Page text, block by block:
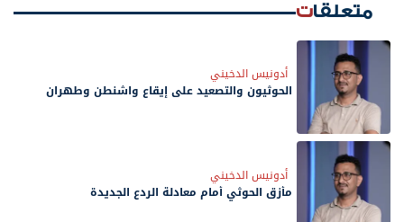
متعلقات
أدونيس الدخيني
الحوثيون والتصعيد على إيقاع واشنطن وطهران
أدونيس الدخيني
مأزق الحوثي أمام معادلة الردع الجديدة